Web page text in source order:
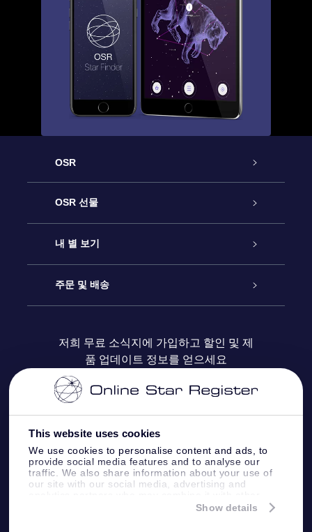
This website uses cookies
We use cookies to personalise content and ads, to
provide social media features and to analyse our
traffic. We also share information about your use of
our site with our social media, advertising and
information that you’ve provided to them or that
Show details
OSR
고객 서비스
연락처
블로그
OSR 선물
온라인 별 선물
OSR 선물 팩
OSR 상품권
기업 선물
내 별 보기
Star Register
맞춤 별 페이지
One Million Stars
Fly me to the stars VR 앱
주문 및 배송
결제 정보
배송 정보
환불 정책
별자리
저희 무료 소식지에 가입하고 할인 및 제
품 업데이트 정보를 얻으세요